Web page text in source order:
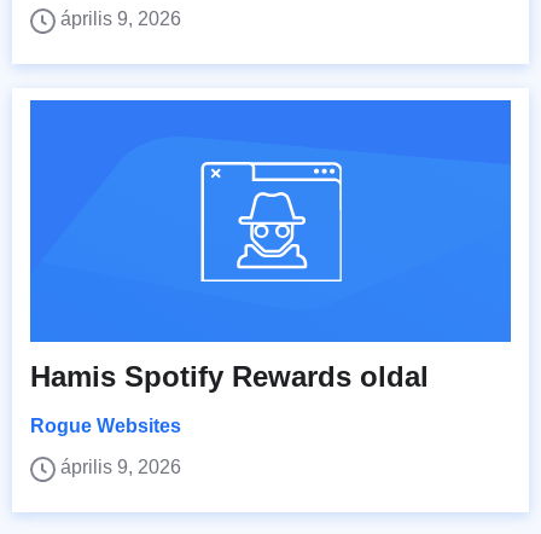
április 9, 2026
Hamis Spotify Rewards oldal
Rogue Websites
április 9, 2026